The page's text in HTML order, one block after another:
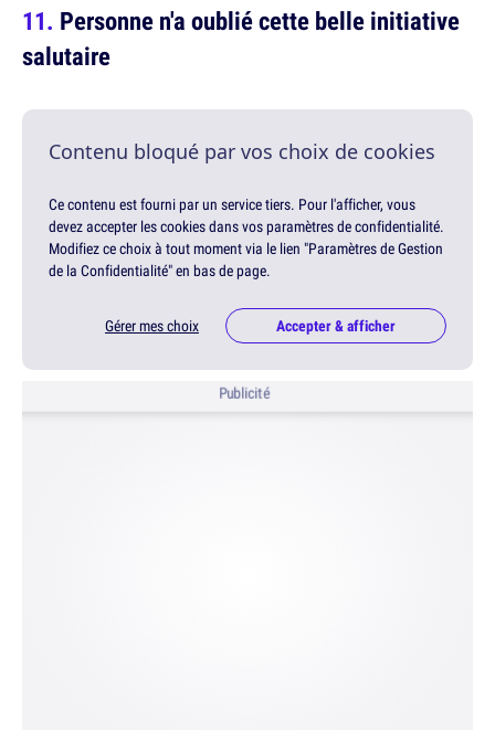
Personne n'a oublié cette belle initiative
salutaire
Contenu bloqué par vos choix de cookies
Ce contenu est fourni par un service tiers. Pour l'afficher, vous
devez accepter les cookies dans vos paramètres de confidentialité.
Modifiez ce choix à tout moment via le lien "Paramètres de Gestion
de la Confidentialité" en bas de page.
Gérer mes choix Accepter & afficher
Publicité